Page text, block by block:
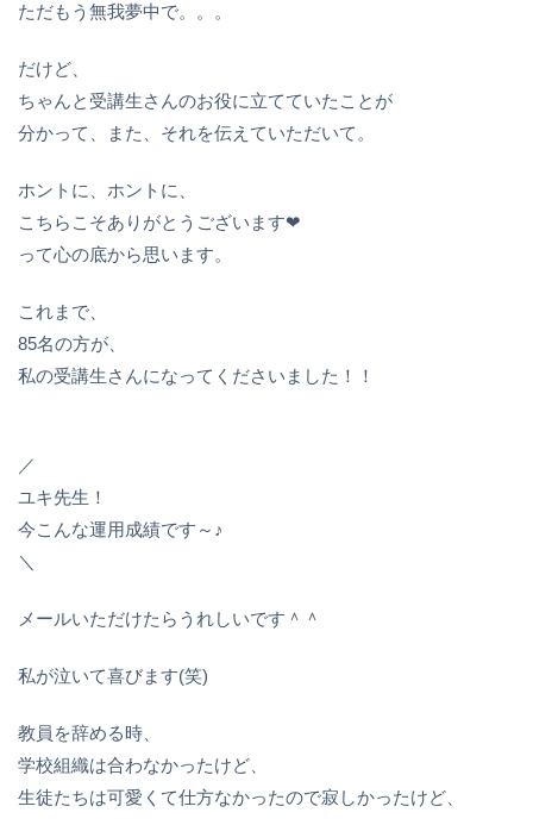
ただもう無我夢中で。。。
だけど、
ちゃんと受講生さんのお役に立てていたことが
分かって、また、それを伝えていただいて。
ホントに、ホントに、
こちらこそありがとうございます❤
って心の底から思います。
これまで、
85名の方が、
私の受講生さんになってくださいました！！
／
ユキ先生！
今こんな運用成績です～♪
＼
メールいただけたらうれしいです＾＾
私が泣いて喜びます(笑)
教員を辞める時、
学校組織は合わなかったけど、
生徒たちは可愛くて仕方なかったので寂しかったけど、